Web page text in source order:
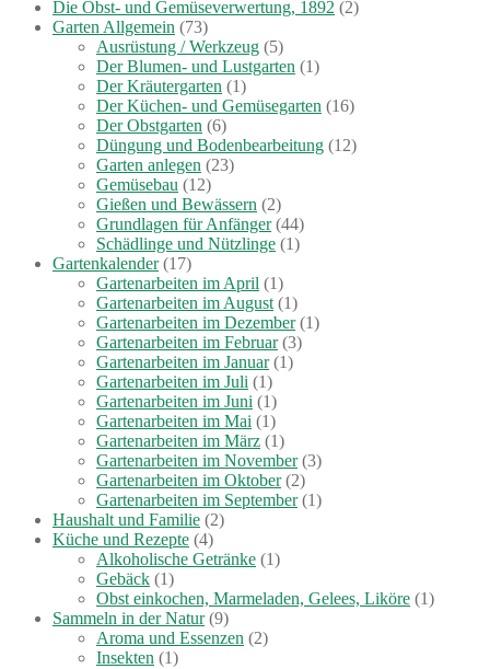
Die Obst- und Gemüseverwertung, 1892 (2)
Garten Allgemein (73)
Ausrüstung / Werkzeug (5)
Der Blumen- und Lustgarten (1)
Der Kräutergarten (1)
Der Küchen- und Gemüsegarten (16)
Der Obstgarten (6)
Düngung und Bodenbearbeitung (12)
Garten anlegen (23)
Gemüsebau (12)
Gießen und Bewässern (2)
Grundlagen für Anfänger(44)
Schädlinge und Nützlinge (1)
Gartenkalender(17)
Gartenarbeiten im April (1)
Gartenarbeiten im August (1)
Gartenarbeiten im Dezember(1)
Gartenarbeiten im Februar(3)
Gartenarbeiten im Januar(1)
Gartenarbeiten im Juli (1)
Gartenarbeiten im Juni (1)
Gartenarbeiten im Mai (1)
Gartenarbeiten im März (1)
Gartenarbeiten im November(3)
Gartenarbeiten im Oktober(2)
Gartenarbeiten im September(1)
Haushalt und Familie (2)
Küche und Rezepte (4)
Alkoholische Getränke (1)
Gebäck (1)
Obst einkochen, Marmeladen, Gelees, Liköre (1)
Sammeln in der Natur(9)
Aroma und Essenzen (2)
Insekten (1)